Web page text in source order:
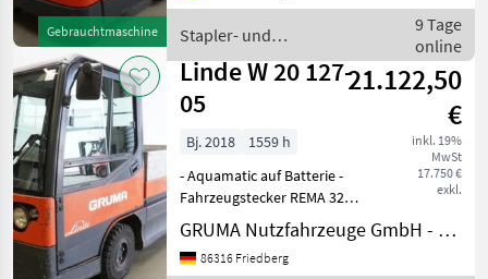
Gebrauchtmaschine
Einfachzusatzhydraulik -
Mast: Einfachzusa
Stapler- und
Lagertechnik / Linde
9 Tage
online
Linde W 20 127-
05
21.122,50
€
inkl. 19%
MwSt
17.750 €
exkl.
Bj. 2018
1559 h
- Aquamatic auf Batterie -
Fahrzeugstecker REMA 320A
- seitlicher Batteriewechsel
ohne Rollen - Vollkabine -
Bauhöhe durch
GRUMA Nutzfahrzeuge GmbH - Staplertechnik
86316 Friedberg